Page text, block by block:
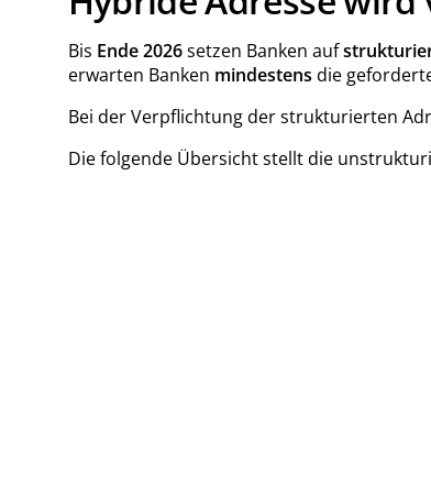
Bis Ende 2026setzen Banken auf
erwarten Banken mindestens die
Bei der Verpflichtung der strukturierten
Die folgende Übersicht stellt die